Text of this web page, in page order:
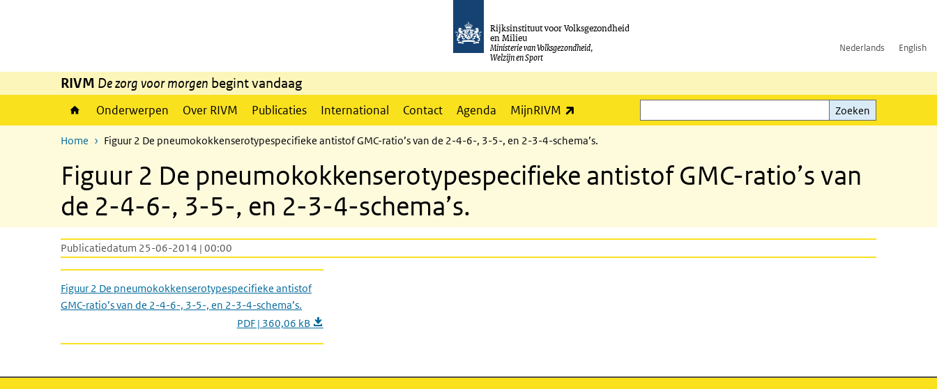
Rijksinstituut voor Volksgezondheid
en Milieu
Ministerie van Volksgezondheid,
Welzijn en Sport
Nederlands English
RIVM De zorg voor morgen begint vandaag
Onderwerpen Over RIVM Publicaties International Contact Agenda MijnRIVM
Zoeken
Zoeken
Home Figuur 2 De pneumokokkenserotypespecifieke antistof GMC-ratio’s van de 2-4-6-, 3-5-, en 2-3-4-schema’s.
Figuur 2 De pneumokokkenserotypespecifieke antistof GMC-ratio’s van
de 2-4-6-, 3-5-, en 2-3-4-schema’s.
Publicatiedatum 25-06-2014 | 00:00
Figuur 2 De pneumokokkenserotypespecifieke antistof
GMC-ratio’s van de 2-4-6-, 3-5-, en 2-3-4-schema’s.
PDF | 360,06 kB